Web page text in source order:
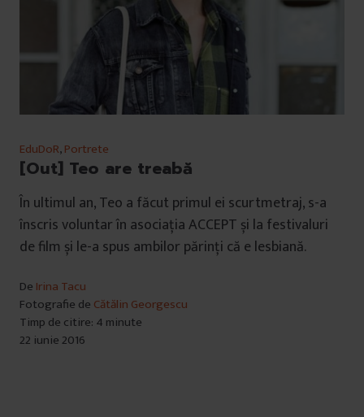
EduDoR,Portrete
[Out] Teo are treabă
În ultimul an, Teo a făcut primul ei scurtmetraj, s-a
înscris voluntar în asociația ACCEPT și la festivaluri
de film și le-a spus ambilor părinți că e lesbiană.
De Irina Tacu
Fotografie de Cătălin Georgescu
Timp de citire: 4 minute
22 iunie 2016